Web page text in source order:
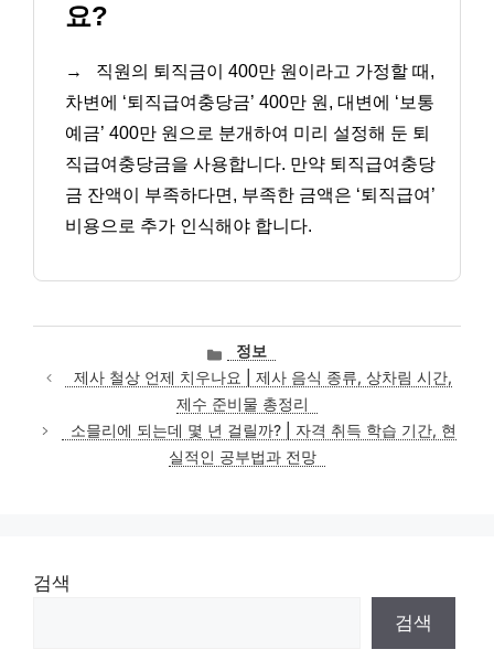
요?
→
직원의 퇴직금이 400만 원이라고 가정할 때,
차변에 ‘퇴직급여충당금’ 400만 원, 대변에 ‘보통
예금’ 400만 원으로 분개하여 미리 설정해 둔 퇴
직급여충당금을 사용합니다. 만약 퇴직급여충당
금 잔액이 부족하다면, 부족한 금액은 ‘퇴직급여’
비용으로 추가 인식해야 합니다.
카
테
고
리
정보
제사 철상 언제 치우나요 | 제사 음식 종류, 상차림 시간,
제수 준비물 총정리
소믈리에 되는데 몇 년 걸릴까? | 자격 취득 학습 기간, 현
실적인 공부법과 전망
검색
검색